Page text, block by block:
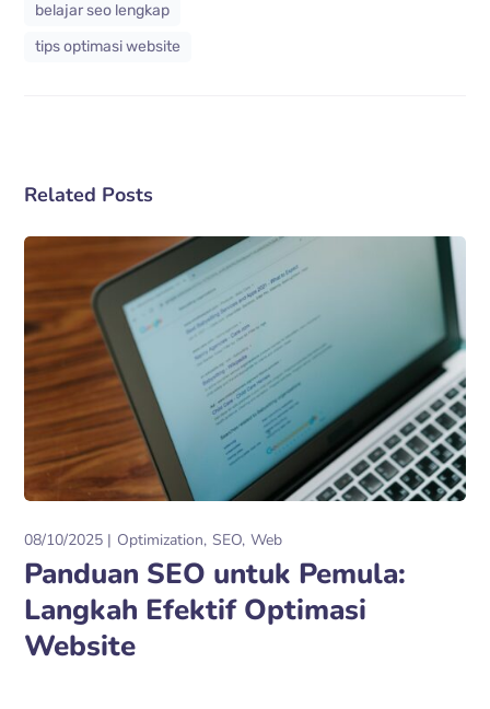
belajar seo lengkap
tips optimasi website
Related Posts
08/10/2025 Optimization SEO Web
Panduan SEO untuk Pemula:
Langkah Efektif Optimasi
Website